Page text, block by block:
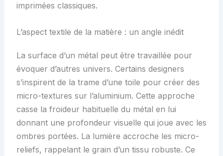
imprimées classiques.
L’aspect textile de la matière : un angle inédit
La surface d’un métal peut être travaillée pour
évoquer d’autres univers. Certains designers
s’inspirent de la trame d’une toile pour créer des
micro-textures sur l’aluminium. Cette approche
casse la froideur habituelle du métal en lui
donnant une profondeur visuelle qui joue avec les
ombres portées. La lumière accroche les micro-
reliefs, rappelant le grain d’un tissu robuste. Ce